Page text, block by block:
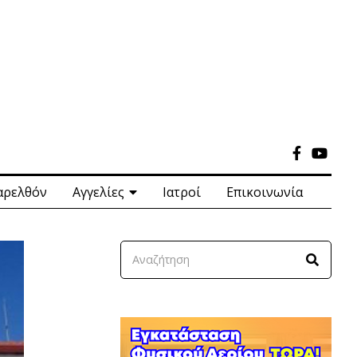
Αγγελίες Ιατροί Επικοινωνία